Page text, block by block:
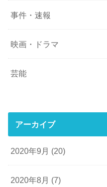
事件・速報
映画・ドラマ
芸能
アーカイブ
2020年9月 (20)
2020年8月 (7)